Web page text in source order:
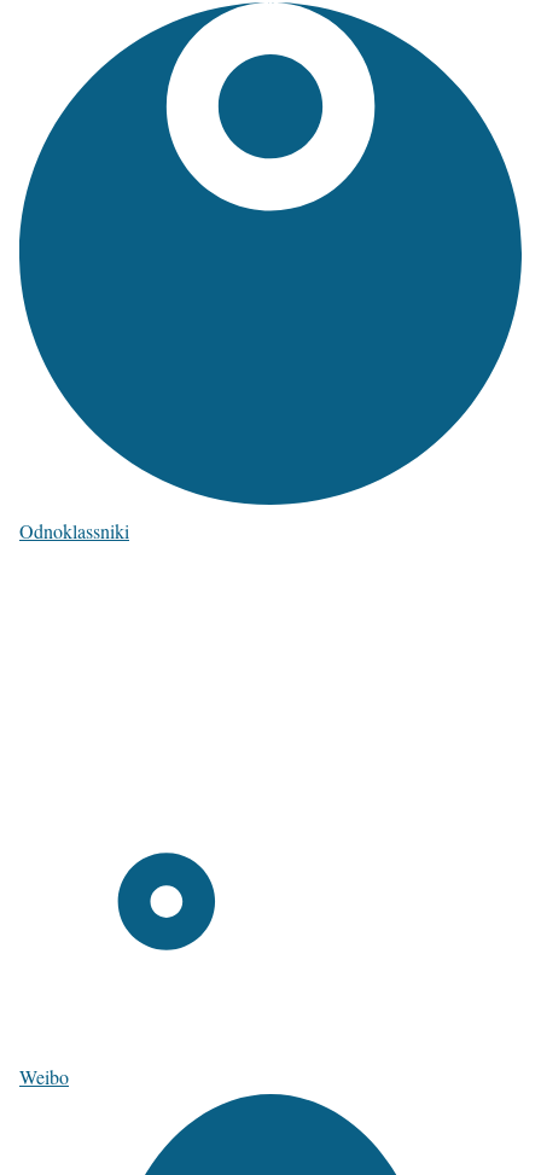
Odnoklassniki
Weibo